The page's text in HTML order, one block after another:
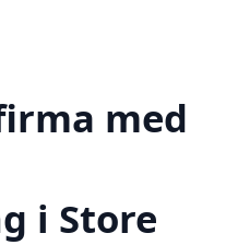
med
i Store